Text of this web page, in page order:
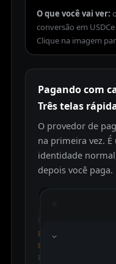
O que você vai ver:
conversão em
Pagando com
Três telas
O provedor de
na primeira vez.
identidade
depois você paga.